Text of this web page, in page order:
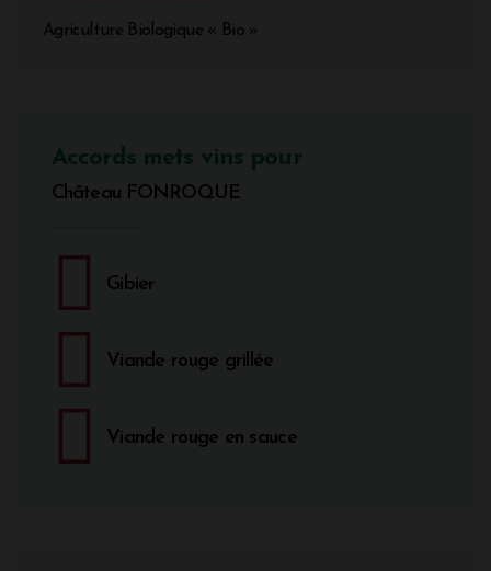
Agriculture Biologique « Bio »
Accords mets vins pour
Château FONROQUE
Gibier
Viande rouge grillée
Viande rouge en sauce